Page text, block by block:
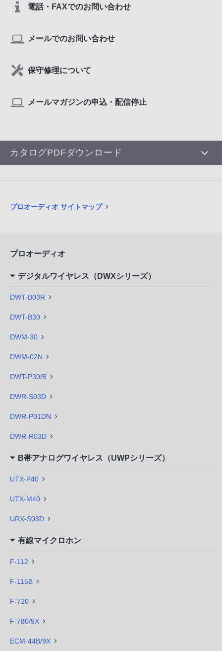
電話・FAXでのお問い合わせ
メールでのお問い合わせ
保守修理について
メールマガジンの申込・配信停止
カタログPDFダウンロード
プロオーディオ サイトマップ
プロオーディオ
デジタルワイヤレス（DWXシリーズ）
DWT-B03R
DWT-B30
DWM-30
DWM-02N
DWT-P30/B
DWR-S03D
DWR-P01DN
DWR-R03D
B帯アナログワイヤレス（UWPシリーズ）
UTX-P40
UTX-M40
URX-S03D
有線マイクロホン
F-112
F-115B
F-720
F-780/9X
ECM-44B/9X